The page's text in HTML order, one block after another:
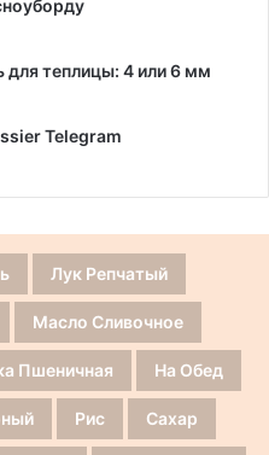
для теплицы: 4 или 6 мм
Telegram
Лук Репчатый
Масло Сливочное
Пшеничная На Обед
Рис Сахар